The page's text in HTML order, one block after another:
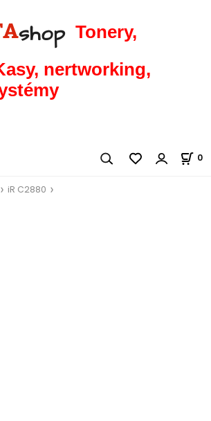
Tonery,
nertworking,
0
iR C2880